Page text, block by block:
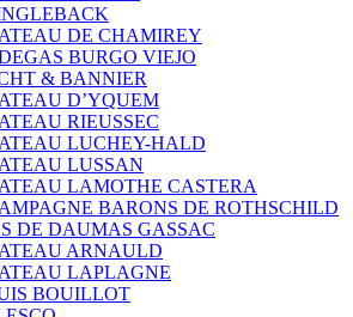
DE CHAMIREY
BURGO VIEJO
& BANNIER
D’YQUEM
RIEUSSEC
LUCHEY-HALD
LUSSAN
LAMOTHE CASTERA
BARONS DE ROTHSCHILD
DE DAUMAS GASSAC
ARNAULD
LAPLAGNE
BOUILLOT